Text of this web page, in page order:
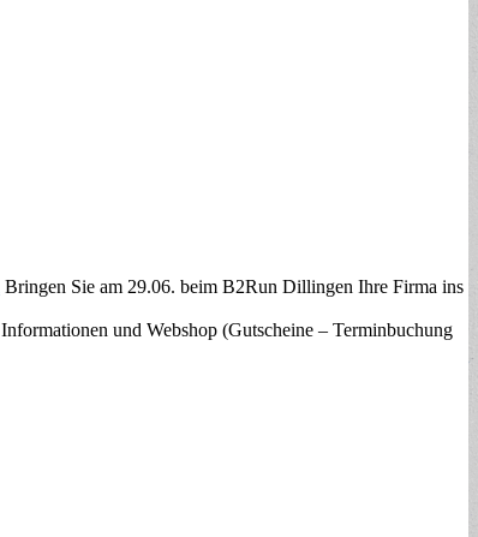
Bringen Sie am 29.06. beim B2Run Dillingen Ihre Firma ins
Informationen und Webshop (Gutscheine – Terminbuchung